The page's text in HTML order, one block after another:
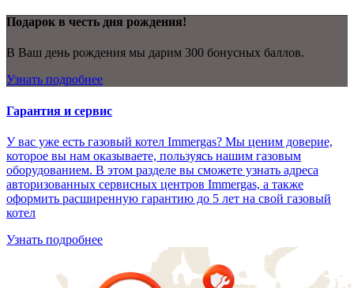
Подарок в честь дня рождения!
В Ваш день рождения мы дарим 300 бонусных баллов.
Узнать подробнее
Гарантия и сервис
У вас уже есть газовый котел Immergas? Мы ценим доверие,
которое вы нам оказываете, пользуясь нашим газовым
оборудованием. В этом разделе вы сможете узнать адреса
авторизованных сервисных центров Immergas, а также
оформить расширенную гарантию до 5 лет на свой газовый
котел
Узнать подробнее